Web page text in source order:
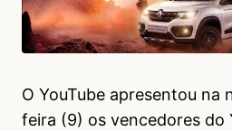
O YouTube apresentou na
feira (9) os vencedores do